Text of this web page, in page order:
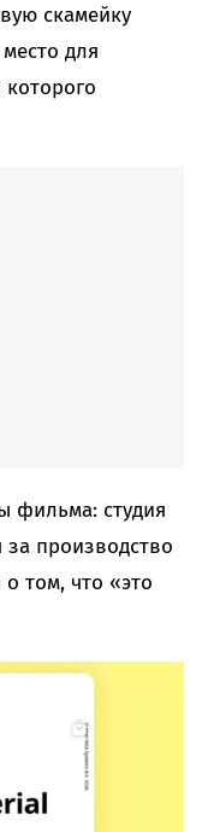
скамейку
для
фильма: студия
производство
том, что «это